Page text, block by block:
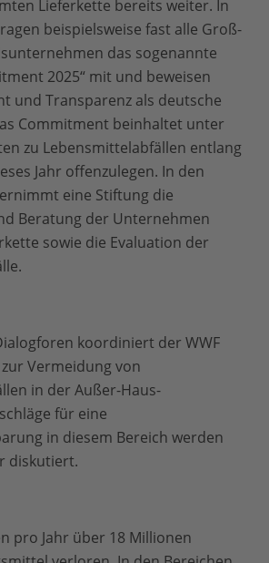
Lieferkette bereits weiter. In
beispielsweise fast alle Groß-
das sogenannte
2025“ mit und beweisen
und Transparenz als deutsche
Commitment beinhaltet unter
zu Lebensmittelabfällen entlang
Jahr offenzulegen. In den
eine Stiftung die
Beratung der Unternehmen
sowie die Evaluation der
koordiniert der WWF
Vermeidung von
in der Außer-Haus-
für eine
in diesem Bereich werden
diskutiert.
pro Jahr über 18 Millionen